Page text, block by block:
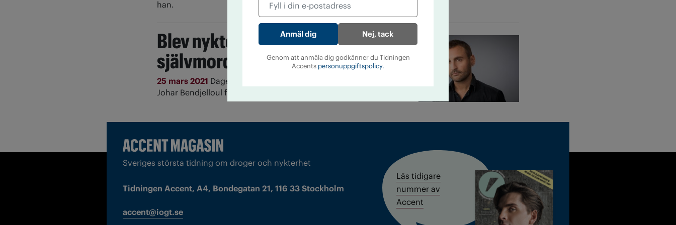
han.
Blev nykterist efter broderns
självmord
25 mars 2021 Dagen efter att hans bror tog sitt liv bestämde sig
Johar Bendjelloul för att sluta dricka alkohol.
Sveriges största tidning om droger och nykterhet
Tidningen Accent, A4, Bondegatan 21, 116 33 Stockholm
accent@iogt.se
Läs tidigare
nummer av
Accent
Nej, tack
Genom att anmäla dig godkänner du Tidningen
Accents personuppgiftspolicy.